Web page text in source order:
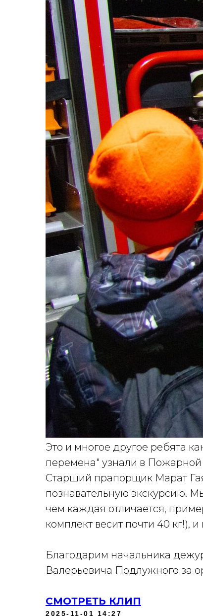
Это и многое другое ребята
перемена" узнали в Пожарной
Старший прапорщик Марат
познавательную экскурсию.
чем каждая отличается,
комплект весит почти 40 кг!),
Благодарим начальника
Валерьевича Подлужного за
СМОТРЕТЬ КЛИП
2025-11-01 14:27